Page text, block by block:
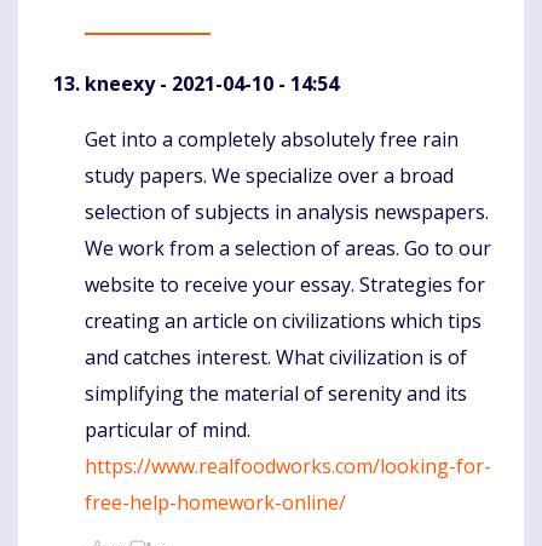
kneexy- 2021-04-10 - 14:54
Komentaras
Get into a completely absolutely free rain
study papers. We specialize over a broad
selection of subjects in analysis newspapers.
We work from a selection of areas. Go to our
website to receive your essay. Strategies for
creating an article on civilizations which tips
and catches interest. What civilization is of
simplifying the material of serenity and its
particular of mind.
https://www.realfoodworks.com/looking-for-
free-help-homework-online/